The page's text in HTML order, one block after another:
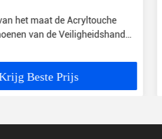
het maat de Acryltouche
van de Veiligheidshand
Beste Prijs